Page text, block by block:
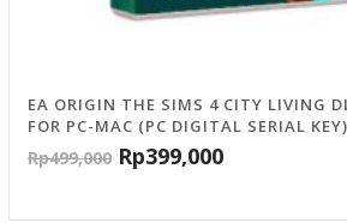
EA ORIGIN THE SIMS 4 CITY LIVING
FOR PC-MAC (PC DIGITAL SERIAL KEY)
Rp499,000 Rp399,000